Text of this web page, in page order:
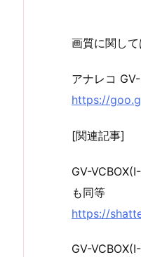
画質に関し
アナレコ
https://
[関連記事]
GV-
も同等
https://
GV-